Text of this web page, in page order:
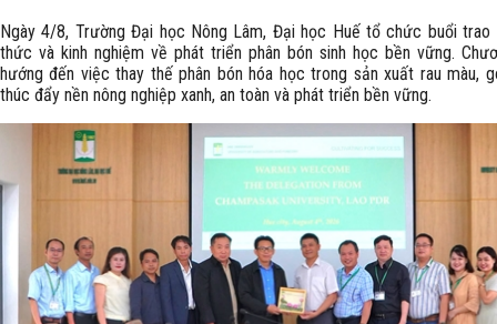
Ngày 4/8, Trường Đại học Nông Lâm, Đại học Huế tổ chức buổi trao
thức và kinh nghiệm về phát triển phân bón sinh học bền vững.
hướng đến việc thay thế phân bón hóa học trong sản xuất rau màu,
thúc đẩy nền nông nghiệp xanh, an toàn và phát triển bền vững.